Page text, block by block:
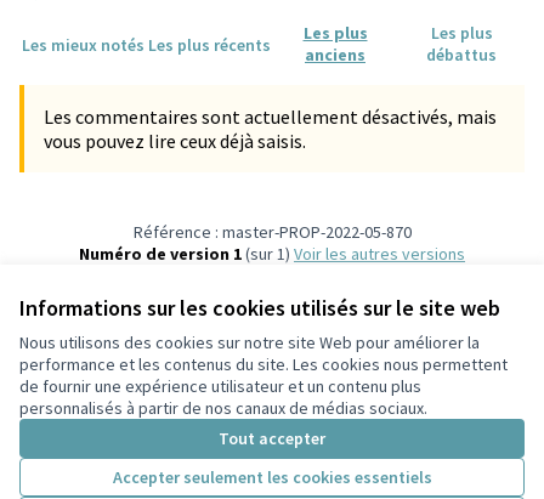
Informations sur les cookies utilisés sur le site web
Nous utilisons des cookies sur notre site Web pour améliorer la
performance et les contenus du site. Les cookies nous permettent
de fournir une expérience utilisateur et un contenu plus
personnalisés à partir de nos canaux de médias sociaux.
Tout accepter
Accepter seulement les cookies essentiels
Les mieux notés Les plus récents
Les plus
anciens
Les plus
débattus
Les commentaires sont actuellement désactivés, mais
vous pouvez lire ceux déjà saisis.
Référence : master-PROP-2022-05-870
Numéro de version 1(sur 1)
voir les autres versions
Conditions d'utilisation
Paramètres des cookies
Participez Villeurbanne sur X
(Lien externe)
Participez Villeurbanne sur Facebook
Participez Villeurbanne sur Instagram
Participez Villeurbanne sur YouTube
(Lien externe)